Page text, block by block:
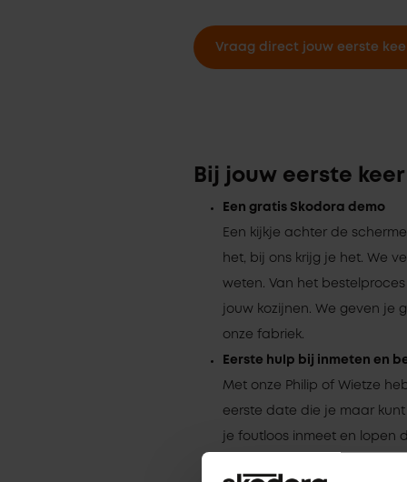
Vraag direct jouw eerste
Bij jouw eerste
Een gratis Skodora demo
Een kijkje achter de
het, bij ons krijg je het. We
weten. Van het
jouw kozijnen. We geven je
onze fabriek.
Eerste hulp bij inmeten en
Met onze Philip of Wietze
eerste date die je maar
je foutloos inmeet en lopen